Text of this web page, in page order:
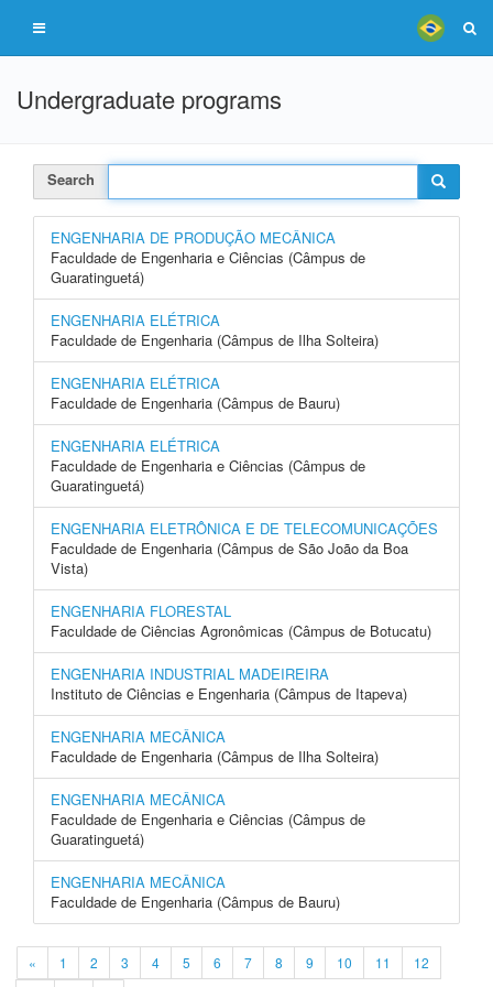
Undergraduate programs
Search
ENGENHARIA DE PRODUÇÃO MECÂNICA
Faculdade de Engenharia e Ciências (Câmpus de
Guaratinguetá)
ENGENHARIA ELÉTRICA
Faculdade de Engenharia (Câmpus de Ilha Solteira)
ENGENHARIA ELÉTRICA
Faculdade de Engenharia (Câmpus de Bauru)
ENGENHARIA ELÉTRICA
Faculdade de Engenharia e Ciências (Câmpus de
Guaratinguetá)
ENGENHARIA ELETRÔNICA E DE TELECOMUNICAÇÕES
Faculdade de Engenharia (Câmpus de São João da Boa
Vista)
ENGENHARIA FLORESTAL
Faculdade de Ciências Agronômicas (Câmpus de Botucatu)
ENGENHARIA INDUSTRIAL MADEIREIRA
Instituto de Ciências e Engenharia (Câmpus de Itapeva)
ENGENHARIA MECÂNICA
Faculdade de Engenharia (Câmpus de Ilha Solteira)
ENGENHARIA MECÂNICA
Faculdade de Engenharia e Ciências (Câmpus de
Guaratinguetá)
ENGENHARIA MECÂNICA
Faculdade de Engenharia (Câmpus de Bauru)
« 1 2 3 4 5 6 7 8 9 10 11
12